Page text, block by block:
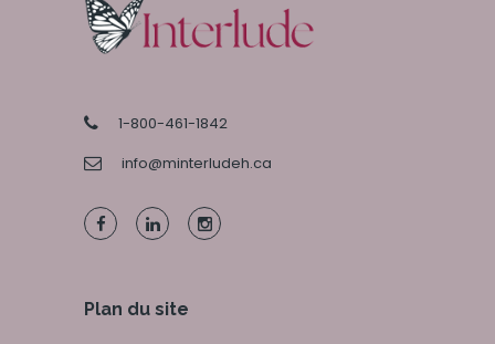
1-800-461-1842
info@minterludeh.ca
Plan du site